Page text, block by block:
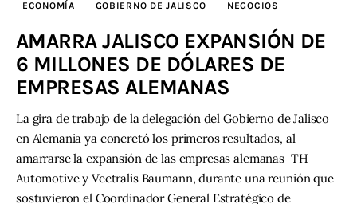
ECONOMÍA GOBIERNO DE JALISCO NEGOCIOS
AMARRA JALISCO EXPANSIÓN DE
6 MILLONES DE DÓLARES DE
EMPRESAS ALEMANAS
La gira de trabajo de la delegación del Gobierno de Jalisco
en Alemania ya concretó los primeros resultados, al
amarrarse la expansión de las empresas alemanas TH
Automotive y Vectralis Baumann, durante una reunión que
sostuvieron el Coordinador General Estratégico de